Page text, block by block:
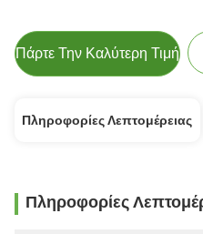
Πάρτε Την Καλύτερη Τιμή
Πληροφορίες Λεπτομέρειας
Πληροφορίες